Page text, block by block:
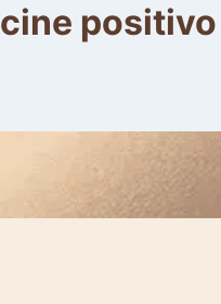
cine positivo